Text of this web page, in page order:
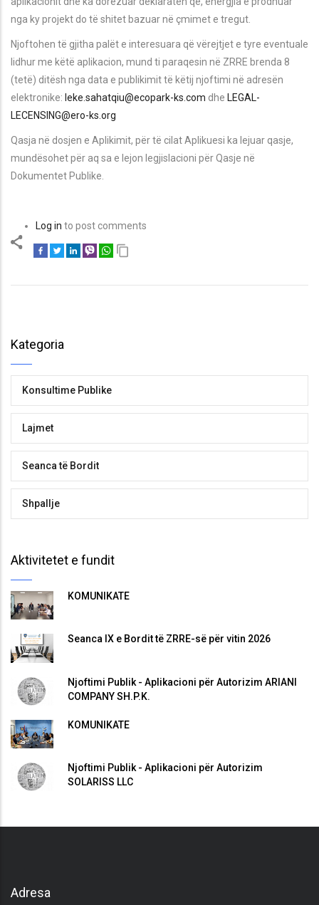
nga ky projekt do të shitet bazuar në çmimet e tregut.
Njoftohen të gjitha palët e interesuara që vërejtjet e tyre eventuale
lidhur me këtë aplikacion, mund ti paraqesin në ZRRE brenda 8
(tetë) ditësh nga data e publikimit të këtij njoftimi në adresën
elektronike: leke.sahatqiu@ecopark-ks.com dhe LEGAL-
LECENSING@ero-ks.org
Qasja në dosjen e Aplikimit, për të cilat Aplikuesi ka lejuar qasje,
mundësohet për aq sa e lejon legjislacioni për Qasje në
Dokumentet Publike.
Log in to post comments
Kategoria
Konsultime Publike
Lajmet
Seanca të Bordit
Shpallje
Aktivitetet e fundit
KOMUNIKATË
Seanca IX e Bordit të ZRRE-së për vitin 2026
Njoftimi Publik - Aplikacioni për Autorizim ARIANI
COMPANY SH.P.K.
KOMUNIKATË
Njoftimi Publik - Aplikacioni për Autorizim
SOLARISS LLC
Adresa